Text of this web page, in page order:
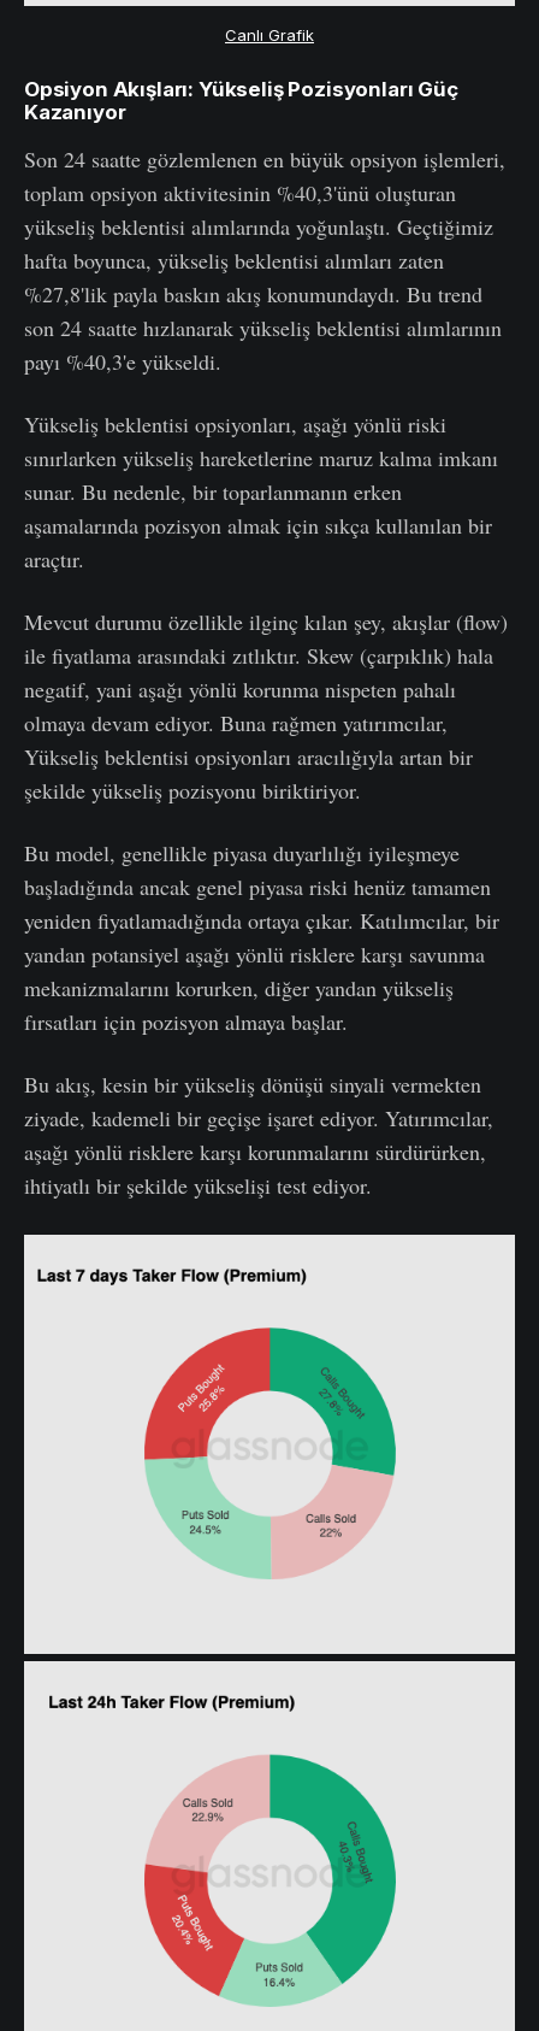
Canlı Grafik
Opsiyon Akışları: Yükseliş Pozisyonları Güç
Kazanıyor
Son 24 saatte gözlemlenen en büyük opsiyon işlemleri,
toplam opsiyon aktivitesinin %40,3'ünü oluşturan
yükseliş beklentisi alımlarında yoğunlaştı. Geçtiğimiz
hafta boyunca, yükseliş beklentisi alımları zaten
%27,8'lik payla baskın akış konumundaydı. Bu trend
son 24 saatte hızlanarak yükseliş beklentisi alımlarının
payı %40,3'e yükseldi.
Yükseliş beklentisi opsiyonları, aşağı yönlü riski
sınırlarken yükseliş hareketlerine maruz kalma imkanı
sunar. Bu nedenle, bir toparlanmanın erken
aşamalarında pozisyon almak için sıkça kullanılan bir
araçtır.
Mevcut durumu özellikle ilginç kılan şey, akışlar (flow)
ile fiyatlama arasındaki zıtlıktır. Skew (çarpıklık) hala
negatif, yani aşağı yönlü korunma nispeten pahalı
olmaya devam ediyor. Buna rağmen yatırımcılar,
Yükseliş beklentisi opsiyonları aracılığıyla artan bir
şekilde yükseliş pozisyonu biriktiriyor.
Bu model, genellikle piyasa duyarlılığı iyileşmeye
başladığında ancak genel piyasa riski henüz tamamen
yeniden fiyatlamadığında ortaya çıkar. Katılımcılar, bir
yandan potansiyel aşağı yönlü risklere karşı savunma
mekanizmalarını korurken, diğer yandan yükseliş
fırsatları için pozisyon almaya başlar.
Bu akış, kesin bir yükseliş dönüşü sinyali vermekten
ziyade, kademeli bir geçişe işaret ediyor. Yatırımcılar,
aşağı yönlü risklere karşı korunmalarını sürdürürken,
ihtiyatlı bir şekilde yükselişi test ediyor.